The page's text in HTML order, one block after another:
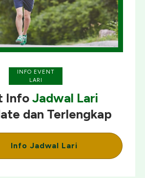
INFO EVENT
LARI
InfoJadwal Lari
dan Terlengkap
Info Jadwal Lari